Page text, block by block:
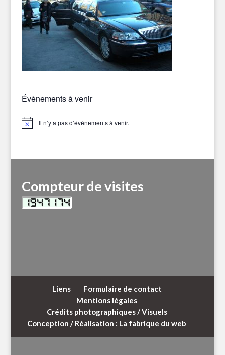
Évènements à venir
Notice Il n’y a pas d’évènements à venir.
Compteur de visites
Liens
Formulaire de contact
Mentions légales
Crédits photographiques / Visuels
Conception / Réalisation : La fabrique du web